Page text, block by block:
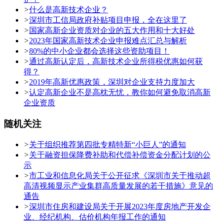
>什么是高新技术企业？
>深圳市工信局政府补贴项目申报，全在这里了
>国家高新企业资质对企业的五大作用和十大好处
>2023年国家高新技术企业申报难点汇总与解析
>80%的中小企业都会选择这些资助项目！
>通过高新认定后，高新技术企业所得税优惠如何获
得？
>2019年高新优惠政策，深圳对企业支持力度加大
>认定高新企业不是高枕无忧，教你如何避免取消高新
企业资质
随机关注
>关于组织推荐第四批专精特新“小巨人”的通知
>关于融资担保降费补助和代偿补偿资金分配计划的公
示
>市工业和信息化局关于公开征求《深圳市关于推动超
高清视频显示产业集群高质量发展的若干措施》意见的
通告
>深圳市住房和建设局关于开展2023年度房地产开发企
业、经纪机构、估价机构年报工作的通知